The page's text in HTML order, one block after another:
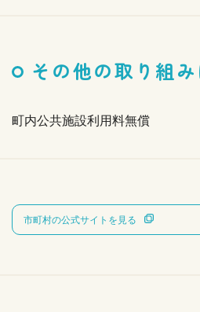
その他の取り組
町内公共施設利用料無償
市町村の公式サイトを見る